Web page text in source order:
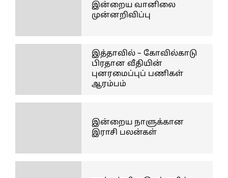
இன்றைய வானிலை
முன்னறிவிப்பு
இத்தாவில் – கோவில்காடு
பிரதான வீதியின்
புனரமைப்புப் பணிகள்
ஆரம்பம்
இன்றைய நாளுக்கான
இராசி பலன்கள்